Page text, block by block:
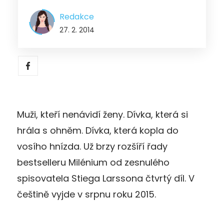
Redakce
27. 2. 2014
Muži, kteří nenávidí ženy. Dívka, která si
hrála s ohněm. Dívka, která kopla do
vosího hnízda. Už brzy rozšíří řady
bestselleru Milénium od zesnulého
spisovatela Stiega Larssona čtvrtý díl. V
češtině vyjde v srpnu roku 2015.